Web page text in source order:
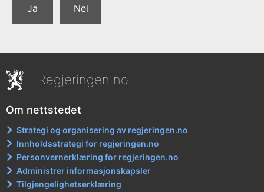
Ja Nei
Regjeringen.no
Om nettstedet
Strategi og organisering av regjeringen.no
Innholdsstrategi for regjeringen.no
Personvernerklæring for regjeringen.no
Administrer informasjonskapsler
Tilgjengelighetserklæring